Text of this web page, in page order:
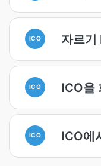
ICO 자르기
ICO ICO을
ICO ICO에